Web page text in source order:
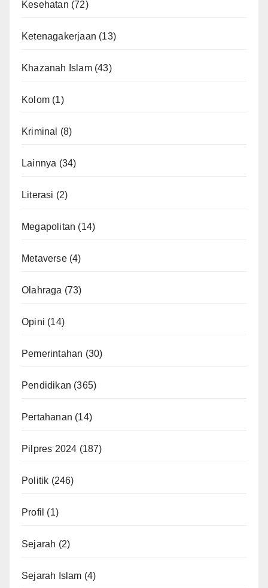
Kesehatan (72)
Ketenagakerjaan (13)
Khazanah Islam(43)
Kolom (1)
Kriminal (8)
Lainnya (34)
Literasi (2)
Megapolitan (14)
Metaverse(4)
Olahraga (73)
Opini (14)
Pemerintahan (30)
Pendidikan (365)
Pertahanan (14)
Pilpres 2024 (187)
Politik (246)
Profil (1)
Sejarah (2)
Sejarah Islam (4)